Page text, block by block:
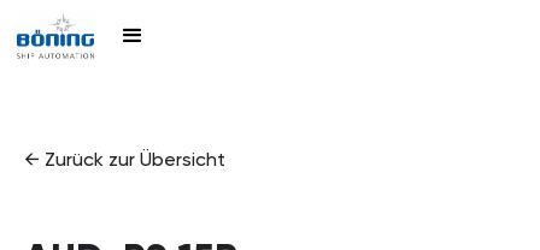
← Zurück zur Übersicht